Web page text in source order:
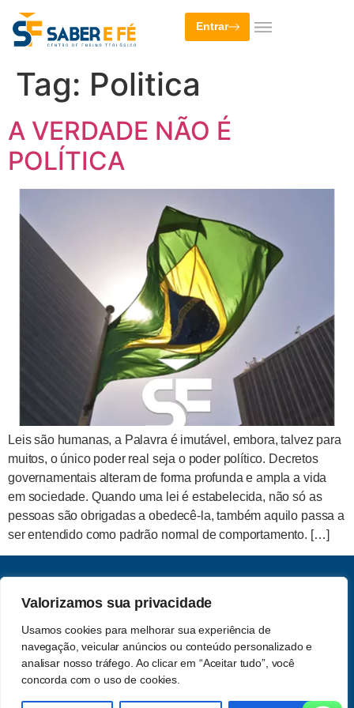
Valorizamos sua privacidade
Usamos cookies para melhorar sua experiência de
navegação, veicular anúncios ou conteúdo personalizado e
analisar nosso tráfego. Ao clicar em “Aceitar tudo”, você
concorda com o uso de cookies.
Entrar
Tag: Politica
A VERDADE NÃO É
POLÍTICA
Leis são humanas, a Palavra é imutável, embora, talvez para
muitos, o único poder real seja o poder político. Decretos
governamentais alteram de forma profunda e ampla a vida
em sociedade. Quando uma lei é estabelecida, não só as
pessoas são obrigadas a obedecê-la, também aquilo passa a
ser entendido como padrão normal de comportamento. […]
Acompanhe-nos nas redes
sociais
CNPJ: 62.357.060.0001-13
Saber e Fé Teologia LTDA
Política de Privacidade